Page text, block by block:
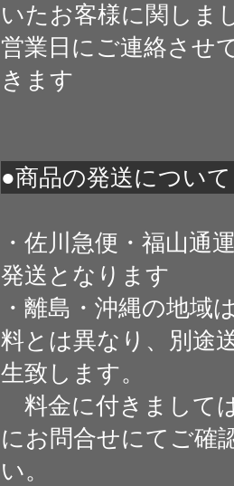
いたお客様に関しま
営業日にご連絡させ
きます
●商品の発送について
・佐川急便・福山通
発送となります
・離島・沖縄の地域
料とは異なり、別途
生致します。
料金に付きまして
にお問合せにてご確
い。